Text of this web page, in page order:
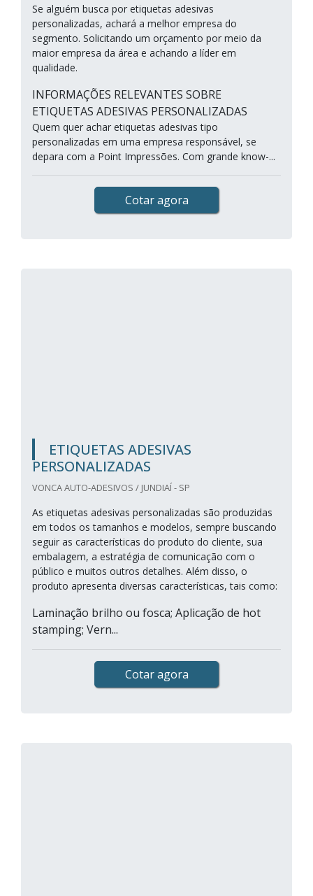
Se alguém busca por etiquetas adesivas
personalizadas, achará a melhor empresa do
segmento. Solicitando um orçamento por meio da
maior empresa da área e achando a líder em
qualidade.
INFORMAÇÕES RELEVANTES SOBRE
ETIQUETAS ADESIVAS PERSONALIZADAS
Quem quer achar etiquetas adesivas tipo
personalizadas em uma empresa responsável, se
depara com a Point Impressões. Com grande know-...
Cotar agora
ETIQUETAS ADESIVAS
PERSONALIZADAS
VONCA AUTO-ADESIVOS / JUNDIAÍ - SP
As etiquetas adesivas personalizadas são produzidas
em todos os tamanhos e modelos, sempre buscando
seguir as características do produto do cliente, sua
embalagem, a estratégia de comunicação com o
público e muitos outros detalhes. Além disso, o
produto apresenta diversas características, tais como:
Laminação brilho ou fosca; Aplicação de hot
stamping; Vern...
Cotar agora